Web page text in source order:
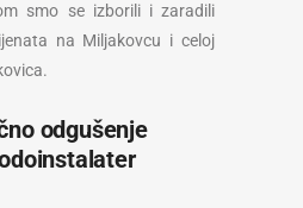
smo se izborili i zaradili
na Miljakovcu i celoj
odgušenje